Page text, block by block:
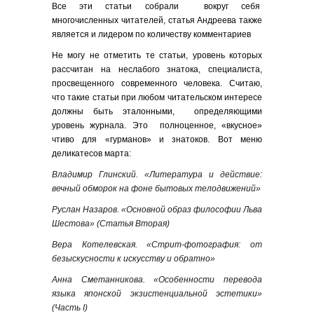
Все эти статьи собрали вокруг себя
многочисленных читателей, статья Андреева также
является и лидером по количеству комментариев
Не могу не отметить те статьи, уровень которых
рассчитан на неслабого знатока, специалиста,
просвещенного современного человека. Считаю,
что такие статьи при любом читательском интересе
должны быть эталонными, определяющими
уровень журнала. Это полноценное, «вкусное»
чтиво для «гурманов» и знатоков. Вот меню
деликатесов марта:
Владимир Глинский. «Литература и действие:
вечный обморок на фоне бытовых телодвижений»
Руслан Назаров. «Основной образ философии Льва
Шестова» (Статья Вторая)
Вера Котелевская. «Стрит-фотография: от
безыскусности к искусству и обратно»
Анна Сметанникова. «Особенности перевода
языка японской экзистенциальной эстетики»
(Часть I)